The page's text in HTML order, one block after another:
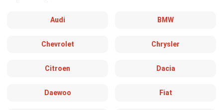
Audi BMW
Chevrolet Chrysler
Citroen Dacia
Daewoo Fiat